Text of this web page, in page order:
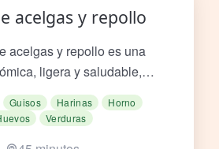
acelgas y repollo
acelgas y repollo es una
ligera y saludable,…
Guisos Harinas
Horno
Verduras